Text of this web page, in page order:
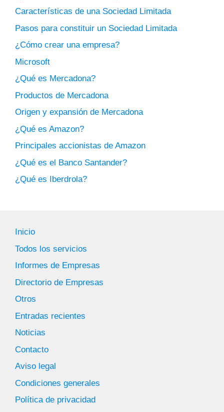
Características de una Sociedad Limitada
Pasos para constituir un Sociedad Limitada
¿Cómo crear una empresa?
Microsoft
¿Qué es Mercadona?
Productos de Mercadona
Origen y expansión de Mercadona
¿Qué es Amazon?
Principales accionistas de Amazon
¿Qué es el Banco Santander?
¿Qué es Iberdrola?
Inicio
Todos los servicios
Informes de Empresas
Directorio de Empresas
Otros
Entradas recientes
Noticias
Contacto
Aviso legal
Condiciones generales
Política de privacidad